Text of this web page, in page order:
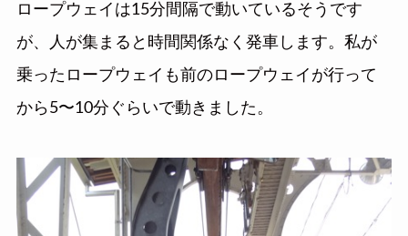
ロープウェイは15分間隔で動いているそうです
が、人が集まると時間関係なく発車します。私が
乗ったロープウェイも前のロープウェイが行って
から5〜10分ぐらいで動きました。